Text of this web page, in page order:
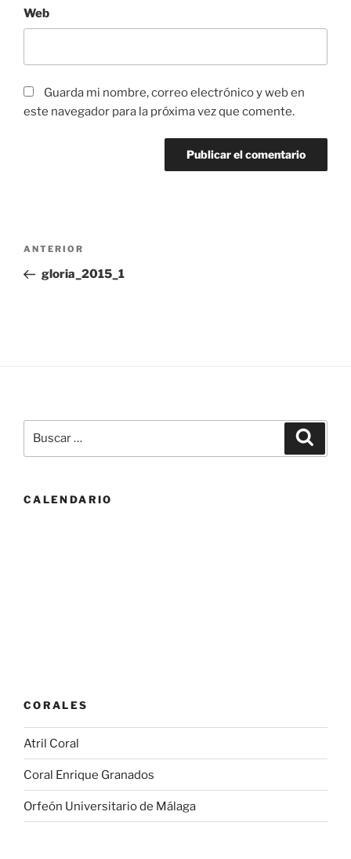
Web
Guarda mi nombre, correo electrónico y web en
este navegador para la próxima vez que comente.
Navegación
entradas
Entrada
anterior:
ANTERIOR
gloria_2015_1
por:
CALENDARIO
CORALES
Atril Coral
Coral Enrique Granados
Orfeón Universitario de Málaga